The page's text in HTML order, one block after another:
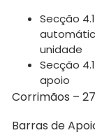
Secção
unidade
Secção
apoio
Corrimãos –
Barras de